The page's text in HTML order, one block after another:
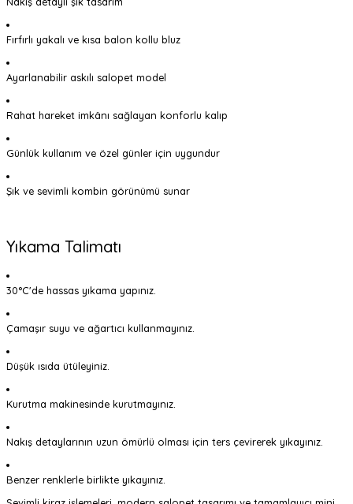
Fırfırlı yakalı ve kısa balon kollu bluz
Ayarlanabilir askılı salopet model
Rahat hareket imkânı sağlayan konforlu kalıp
Günlük kullanım ve özel günler için uygundur
Şık ve sevimli kombin görünümü sunar
Yıkama Talimatı
30°C'de hassas yıkama yapınız.
Çamaşır suyu ve ağartıcı kullanmayınız.
Düşük ısıda ütüleyiniz.
Kurutma makinesinde kurutmayınız.
Nakış detaylarının uzun ömürlü olması için ters çevirerek yıkayınız.
Benzer renklerle birlikte yıkayınız.